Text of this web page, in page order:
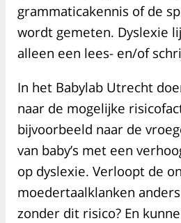
grammaticakennis of de
wordt gemeten. Dyslexie
alleen een lees- en/of
In het Babylab Utrecht
naar de mogelijke
bijvoorbeeld naar de
van baby’s met een
op dyslexie. Verloopt de
moedertaalklanken
zonder dit risico? En